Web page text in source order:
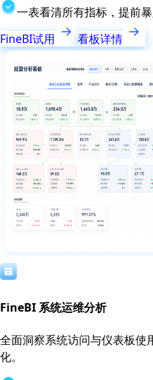
一表看清所有指标，提前
FineBI试用
看板详情
FineBI 系统运维分析
全面洞察系统访问与仪表板使
化。